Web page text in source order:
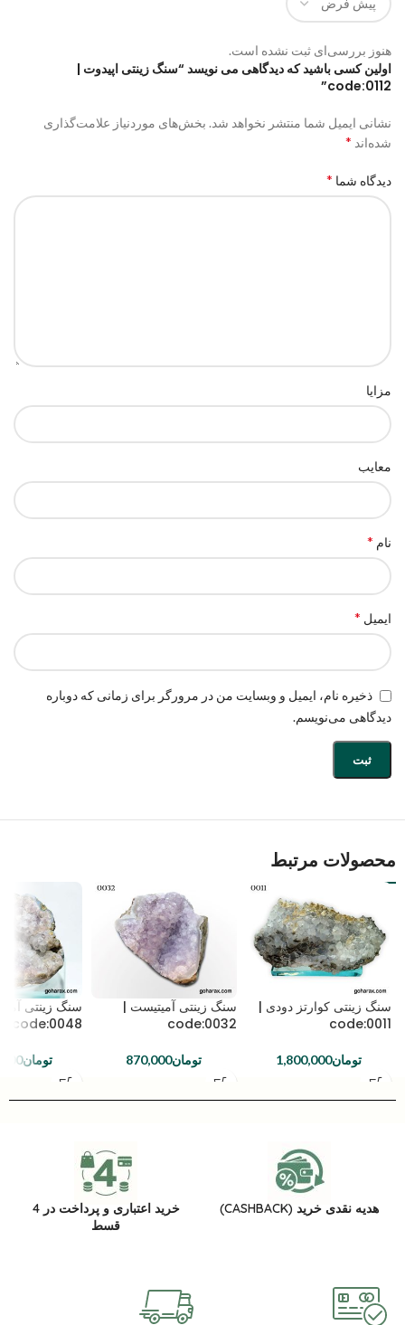
هنوز بررسی‌ای ثبت نشده است.
اولین کسی باشید که دیدگاهی می نویسد “سنگ زینتی اپیدوت |
code:0112”
نشانی ایمیل شما منتشر نخواهد شد. بخش‌های موردنیاز علامت‌گذاری
شده‌اند *
دیدگاه شما *
مزایا
معایب
نام *
ایمیل *
ذخیره نام، ایمیل و وبسایت من در مرورگر برای زمانی که دوباره
دیدگاهی می‌نویسم.
محصولات مرتبط
سنگ زینتی کوارتز دودی |
code:0011
تومان1,800,000
سنگ زینتی آمیتیست |
code:0032
تومان870,000
سنگ زینتی
code:0048
تومان
هدیه نقدی خرید (CASHBACK)
خرید اعتباری و پرداخت در 4
قسط